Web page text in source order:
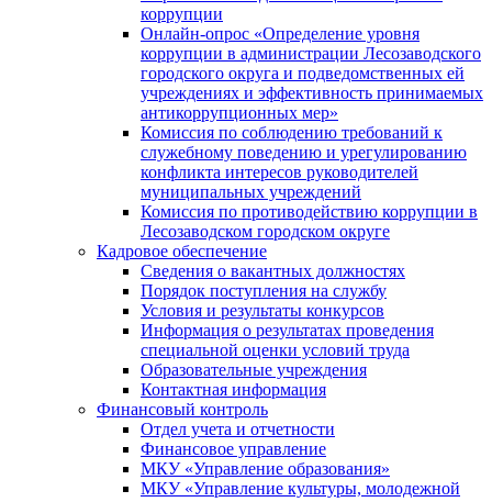
коррупции
Онлайн-опрос «Определение уровня
коррупции в администрации Лесозаводского
городского округа и подведомственных ей
учреждениях и эффективность принимаемых
антикоррупционных мер»
Комиссия по соблюдению требований к
служебному поведению и урегулированию
конфликта интересов руководителей
муниципальных учреждений
Комиссия по противодействию коррупции в
Лесозаводском городском округе
Кадровое обеспечение
Сведения о вакантных должностях
Порядок поступления на службу
Условия и результаты конкурсов
Информация о результатах проведения
специальной оценки условий труда
Образовательные учреждения
Контактная информация
Финансовый контроль
Отдел учета и отчетности
Финансовое управление
МКУ «Управление образования»
МКУ «Управление культуры, молодежной